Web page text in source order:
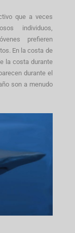
que a veces
individuos,
prefieren
En la costa de
la costa durante
durante el
son a menudo